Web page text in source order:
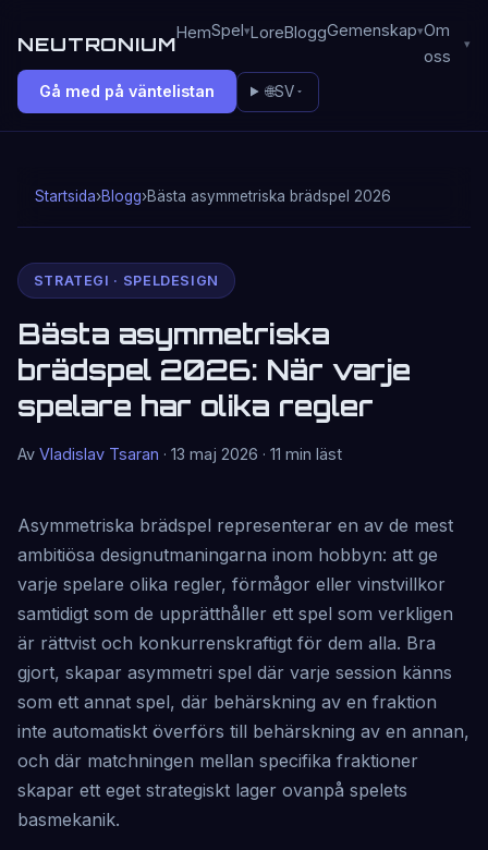
NEUTRONIUMHemSpel LoreBloggGemenskap Om
oss
Gå med på väntelistan
🌐SV
Startsida›Blogg›Bästa asymmetriska brädspel 2026
STRATEGI · SPELDESIGN
Bästa asymmetriska
brädspel 2026: När varje
spelare har olika regler
Av Vladislav Tsaran · 13 maj 2026 · 11 min läst
Asymmetriska brädspel representerar en av de mest
ambitiösa designutmaningarna inom hobbyn: att ge
varje spelare olika regler, förmågor eller vinstvillkor
samtidigt som de upprätthåller ett spel som verkligen
är rättvist och konkurrenskraftigt för dem alla. Bra
gjort, skapar asymmetri spel där varje session känns
som ett annat spel, där behärskning av en fraktion
inte automatiskt överförs till behärskning av en annan,
och där matchningen mellan specifika fraktioner
skapar ett eget strategiskt lager ovanpå spelets
basmekanik.